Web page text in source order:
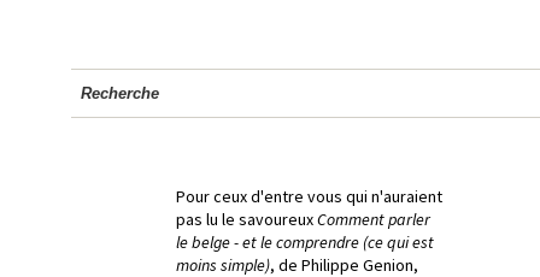
Recherche
Pour ceux d'entre vous qui n'auraient
pas lu le savoureuxComment parler
le belge - et le comprendre (ce qui est
moins simple), de Philippe Genion,